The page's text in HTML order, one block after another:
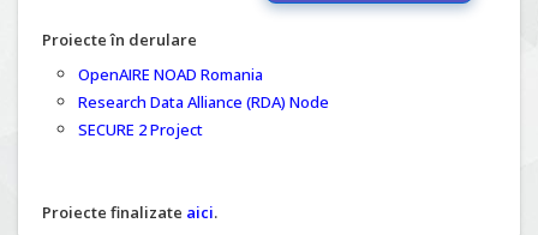
Proiecte în derulare
OpenAIRE NOAD Romania
Research Data Alliance (RDA) Node
SECURE 2 Project
Proiecte finalizate aici.